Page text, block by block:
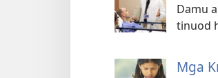
Damu
tinuod
Mga